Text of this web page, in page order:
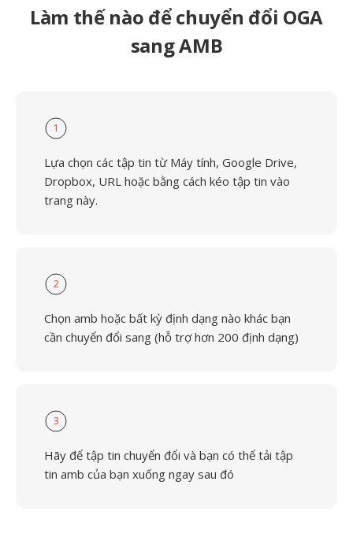
Làm thế nào để chuyển đổi OGA
sang AMB
1
Lựa chọn các tập tin từ Máy tính, Google Drive,
Dropbox, URL hoặc bằng cách kéo tập tin vào
trang này.
2
Chọn amb hoặc bất kỳ định dạng nào khác bạn
cần chuyển đổi sang (hỗ trợ hơn 200 định dạng)
3
Hãy để tập tin chuyển đổi và bạn có thể tải tập
tin amb của bạn xuống ngay sau đó